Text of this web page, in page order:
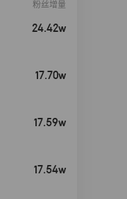
粉丝增量
24.42w
17.70w
17.59w
17.54w